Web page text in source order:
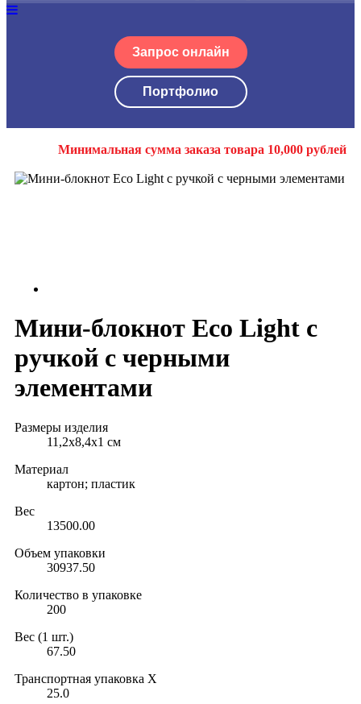
Запрос онлайн
Портфолио
Минимальная сумма заказа товара 10,000 рублей
Мини-блокнот Eco Light c
ручкой с черными
элементами
Размеры изделия
11,2x8,4x1 см
Материал
картон; пластик
Вес
13500.00
Объем упаковки
30937.50
Количество в упаковке
200
Вес (1 шт.)
67.50
Транспортная упаковка X
25.0